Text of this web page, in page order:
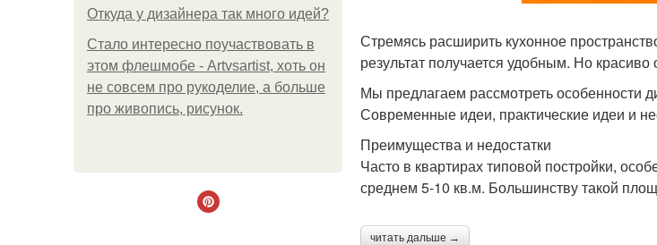
Откуда у дизайнера так много идей?
Стало интересно поучаствовать в
этом флешмобе - Artvsartist, хоть он
не совсем про рукоделие, а больше
про живопись, рисунок.
Стремясь расширить кухонное
результат получается удобным. Но
Мы предлагаем рассмотреть особенности
Современные идеи, практические идеи и
Преимущества и недостатки
Часто в квартирах типовой постройки,
среднем 5-10 кв.м. Большинству такой
читать дальше →